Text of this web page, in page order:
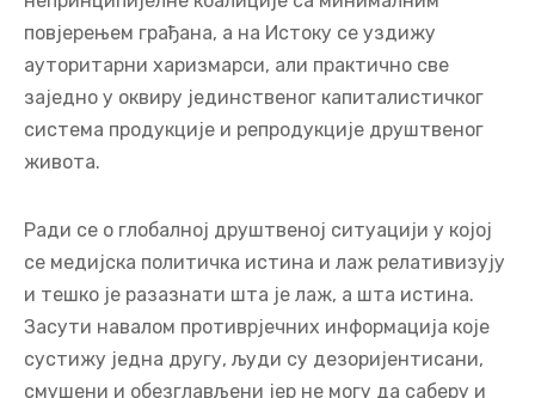
демократијама, данас демократурама, народ губи
повјерење у политичке институције и политичаре,
масе изборно апстинирају, на власт долазе
непринципијелне коалиције са минималним
повјерењем грађана, а на Истоку се уздижу
ауторитарни харизмарси, али практично све
система продукције и репродукције друштвеног
живота.
Ради се о глобалној друштвеној ситуацији у којој
се медијска политичка истина и лаж релативизују